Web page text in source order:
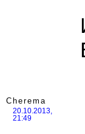
Cherema
20.10.2013,
21:49